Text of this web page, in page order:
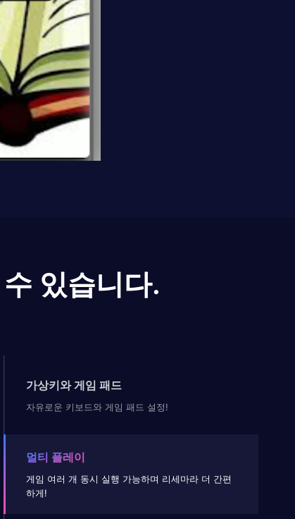
있습니다.
가상키와 게임 패드
자유로운 키보드와 게임 패드 설정!
멀티 플레이
게임 여러 개 동시 실행 가능하며 리세마라 더 간편
하게!